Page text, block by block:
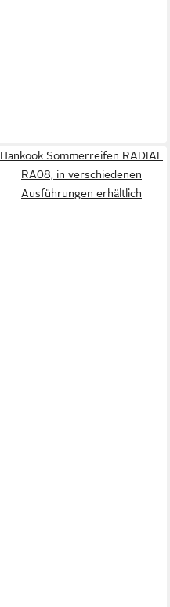
Hankook Sommerreifen RADIAL
RA08, in verschiedenen
Ausführungen erhältlich